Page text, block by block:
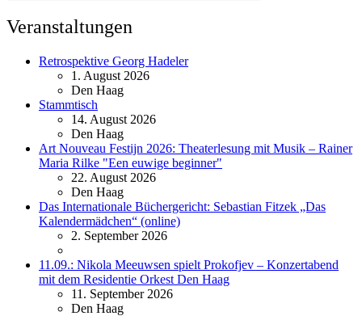
Veranstaltungen
Retrospektive Georg Hadeler
1. August 2026
Den Haag
Stammtisch
14. August 2026
Den Haag
Art Nouveau Festijn 2026: Theaterlesung mit Musik – Rainer
Maria Rilke "Een euwige beginner"
22. August 2026
Den Haag
Das Internationale Büchergericht: Sebastian Fitzek „Das
Kalendermädchen“ (online)
2. September 2026
11.09.: Nikola Meeuwsen spielt Prokofjev – Konzertabend
mit dem Residentie Orkest Den Haag
11. September 2026
Den Haag